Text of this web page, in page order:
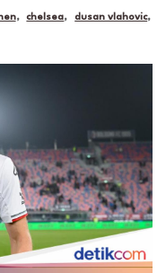
, chelsea, dusan vlahovic,